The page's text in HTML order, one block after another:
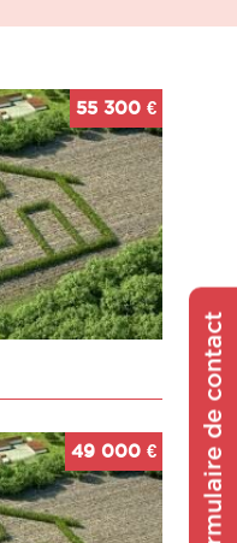
55 300 €
49 000 € Formulaire de contact